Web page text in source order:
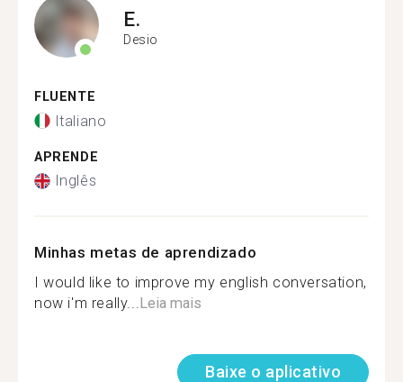
E.
Desio
FLUENTE
Italiano
APRENDE
Inglês
Minhas metas de aprendizado
I would like to improve my english conversation,
now i'm really...Leia mais
Baixe o aplicativo